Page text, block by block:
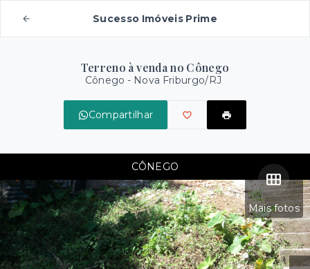
Sucesso Imóveis Prime
Terreno à venda no Cônego
Cônego - Nova Friburgo/RJ
Compartilhar
Mais fotos
CÔNEGO